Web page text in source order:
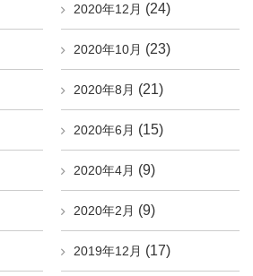
2020年12月 (24)
2020年10月 (23)
2020年8月 (21)
2020年6月 (15)
2020年4月 (9)
2020年2月 (9)
2019年12月 (17)